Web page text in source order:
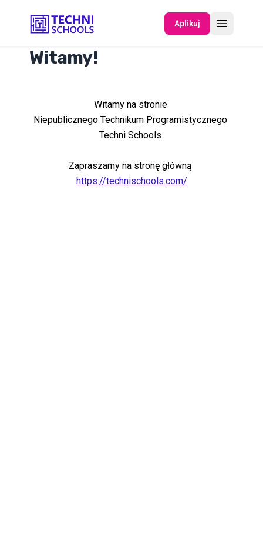
Aplikuj
WYDARZENIA
Witamy!
Witamy na stronie
Niepublicznego Technikum Programistycznego
Techni Schools
Zapraszamy na stronę główną
https://technischools.com/